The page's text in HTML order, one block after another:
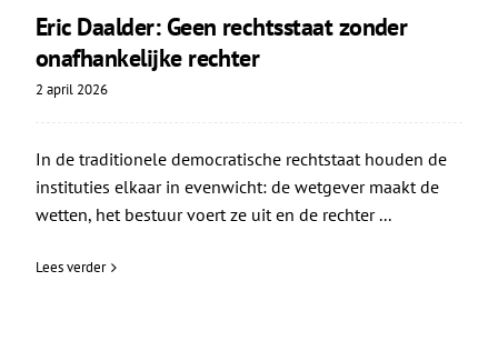
Eric Daalder: Geen rechtsstaat zonder
onafhankelijke rechter
2 april 2026
In de traditionele democratische rechtstaat houden de
instituties elkaar in evenwicht: de wetgever maakt de
wetten, het bestuur voert ze uit en de rechter ...
Lees verder